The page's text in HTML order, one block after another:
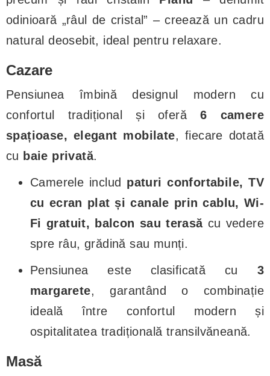
odinioară „râul de cristal” – creează un cadru
natural deosebit, ideal pentru relaxare.
Cazare
Pensiunea îmbină designul modern cu
confortul tradițional și oferă6 camere
spațioase, elegant mobilate, fiecare dotată
cu baie privată.
Camerele includ paturi confortabile, TV
cu ecran plat și canale prin cablu, Wi-
Fi gratuit, balcon sau terasăcu vedere
spre râu, grădină sau munți.
Pensiunea este clasificată cu 3
margarete, garantând o combinație
ideală între confortul modern și
ospitalitatea tradițională transilvăneană.
Masă